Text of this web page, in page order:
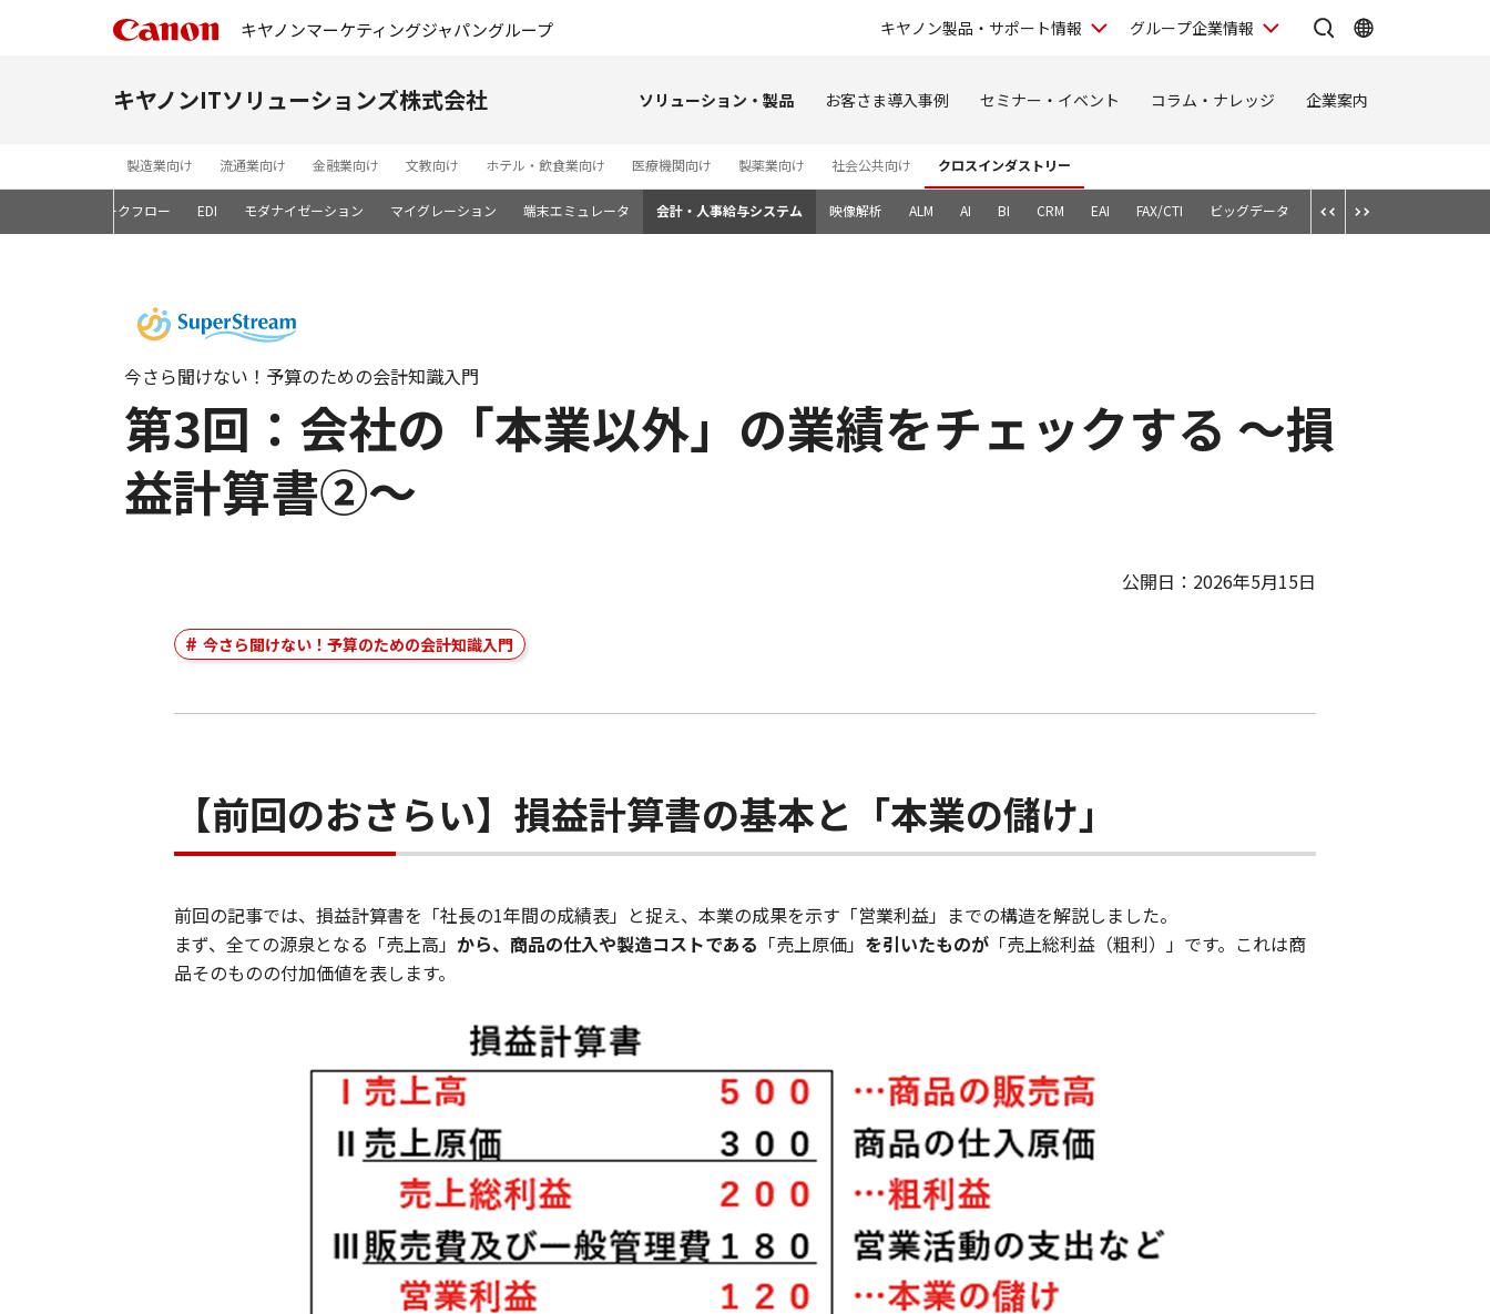
キヤノンマーケティングジャパングループ キヤノン製品・サポート情報 グループ企業情報
キヤノンITソリューションズ株式会社 ソリューション・製品 お客さま導入事例 セミナー・イベント コラム・ナレッジ 企業案内
製造業向け 流通業向け 金融業向け 文教向け ホテル・飲食業向け 医療機関向け 製薬業向け 社会公共向け クロスインダストリー
ワークフロー EDI モダナイゼーション マイグレーション 端末エミュレータ 会計・人事給与システム 映像解析 ALM AI BI CRM EAI FAX/CTI ビッグデータ スマートデバイス
第3回：会社の「本業以外」の業績をチェックする ～損
益計算書②～
今さら聞けない！予算のための会計知識入門
公開日：2026年5月15日
今さら聞けない！予算のための会計知識入門
【前回のおさらい】損益計算書の基本と「本業の儲け」
前回の記事では、損益計算書を「社長の1年間の成績表」と捉え、本業の成果を示す「営業利益」までの構造を解説しました。
まず、全ての源泉となる「売上高」 から、商品の仕入や製造コストである 「売上原価」 を引いたものが 「売上総利益（粗利）」です。これは商
品そのものの付加価値を表します。